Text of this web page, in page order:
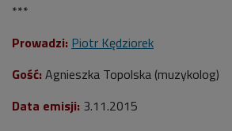
***
Prowadzi: Piotr Kędziorek
Gość: Agnieszka Topolska (muzykolog)
Data emisji: 3.11.2015